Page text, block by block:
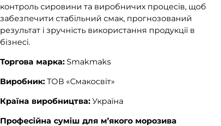
контроль сировини та виробничих процесів, щоб
забезпечити стабільний смак, прогнозований
результат і зручність використання продукції в
бізнесі.
Торгова марка: Smakmaks
Виробник: ТОВ «Смакосвіт»
Країна виробництва: Україна
Професійна суміш для м’якого морозива